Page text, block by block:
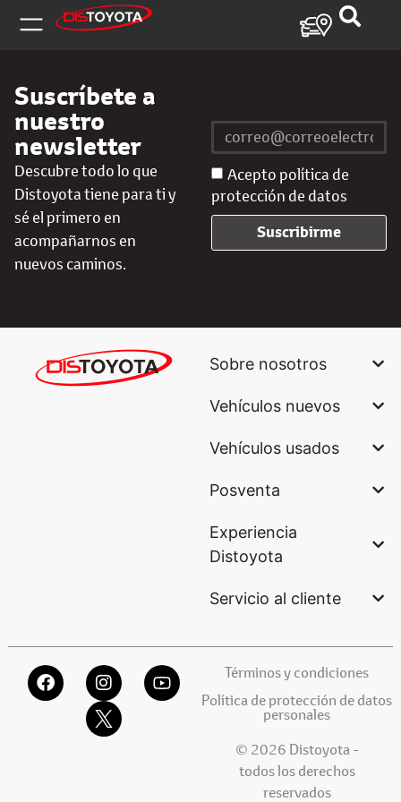
Suscríbete a
nuestro
newsletter
Descubre todo lo que
Distoyota tiene para ti y
sé el primero en
acompañarnos en
nuevos caminos.
Acepto política de
protección de datos
Suscribirme
Sobre nosotros
Vehículos nuevos
Vehículos usados
Posventa
Experiencia
Distoyota
Servicio al cliente
Términos y condiciones
Política de protección de datos
personales
© 2026 Distoyota -
todos los derechos
reservados